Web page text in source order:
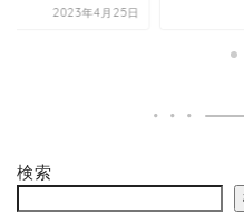
2023年4月25日
検索